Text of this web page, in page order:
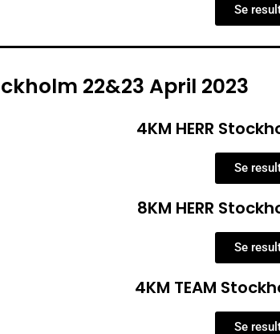
Se
22&23 April 2023
4KM HERR
Se
8KM HERR
Se
4KM TEAM
Se